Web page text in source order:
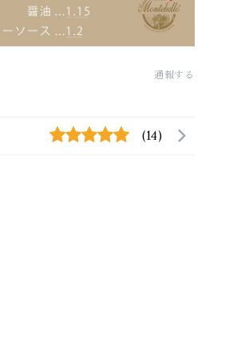
通報する
(14)